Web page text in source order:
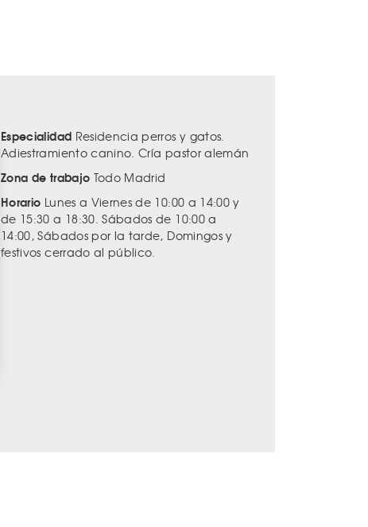
Especialidad Residencia perros y gatos.
Adiestramiento canino. Cría pastor alemán
Zona de trabajo Todo Madrid
Horario Lunes a Viernes de 10:00 a 14:00 y
de 15:30 a 18:30. Sábados de 10:00 a
14:00, Sábados por la tarde, Domingos y
festivos cerrado al público.